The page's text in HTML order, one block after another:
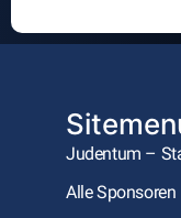
Alternative:
Judentum –
Alle Sponsoren